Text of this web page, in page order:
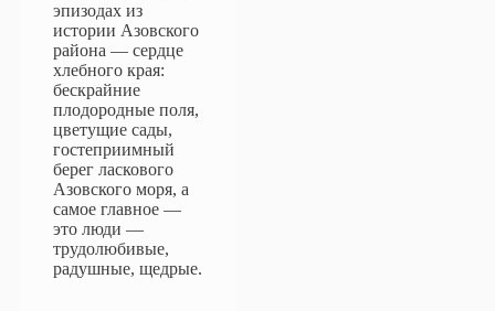
эпизодах из
истории Азовского
района — сердце
хлебного края:
бескрайние
плодородные поля,
цветущие сады,
гостеприимный
берег ласкового
Азовского моря, а
самое главное —
это люди —
трудолюбивые,
радушные, щедрые.